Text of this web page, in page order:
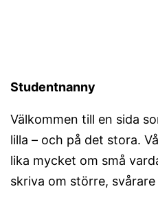
Studentnanny
Välkommen till en sida
lilla – och på det stora.
lika mycket om små
skriva om större,